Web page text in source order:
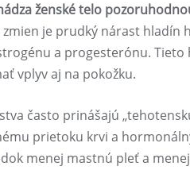
ženské telo
zmien je prudký nárast
a progesterónu.
vplyv aj na pokožku.
často prinášajú
prietoku krvi a
menej mastnú pleť a